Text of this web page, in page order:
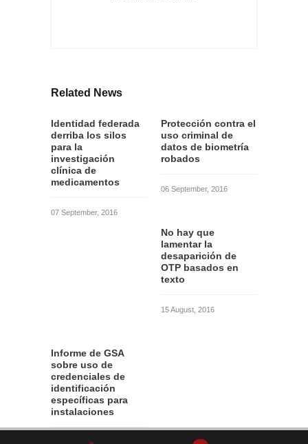
Related News
Identidad federada
derriba los silos
para la
investigación
clínica de
medicamentos
07 September, 2016
Protección contra el
uso criminal de
datos de biometría
robados
06 September, 2016
No hay que
lamentar la
desaparición de
OTP basados en
texto
15 August, 2016
Informe de GSA
sobre uso de
credenciales de
identificación
específicas para
instalaciones
12 August, 2016